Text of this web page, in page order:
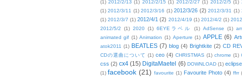
(1) 2012/2/13 (1) 2012/2/15 (1) 2012/2/27 (1) 2012/2/5 (1)
(1) 2012/3/11 (1) 2012/3/16 (1) 2012/3/26 (2) 2012/3/31 (1)
(1) 2012/3/7 (1) 2012/4/1 (2) 2012/4/19 (1) 2012/4/2 (1)
2012/5/2
(1) 2020 (1) 6EYEラベル (1) AdSense (1)
animated gif (1) Animation (1) Aperture (1) APPLE (6)
atok2011 (1) BEATLES (7) blog (4) Brightkite (2) CD
CDの選曲について (1) ceo (4) CHRISTMAS (1) chrome (1)
css (2) cx4 (15) DigitaMaetel (6) DOWNLOAD (1) eclipse
(1) facebook (21) favourite (1) Favourite Photo (4) ffrr